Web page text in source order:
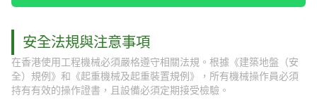
安全法規與注意事項
在香港使用工程機械必須嚴格遵守相關法規。根據《建築地盤（安
全）規例》和《起重機械及起重裝置規例》，所有機械操作員必須
持有有效的操作證書，且設備必須定期接受檢驗。